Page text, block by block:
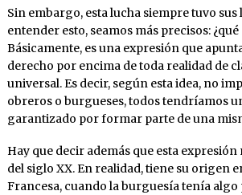
Sin embargo, esta lucha siempre tuvo sus
entender esto, seamos más precisos:
Básicamente, es una expresión que
derecho por encima de toda realidad de
universal. Es decir, según esta idea, no
obreros o burgueses, todos tendríamos
garantizado por formar parte de una
Hay que decir además que esta
del siglo XX. En realidad, tiene su origen
Francesa, cuando la burguesía tenía